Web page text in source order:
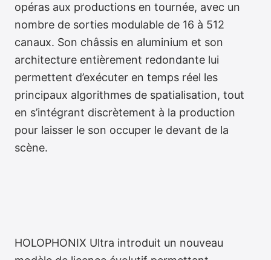
opéras aux productions en tournée, avec un
nombre de sorties modulable de 16 à 512
canaux. Son châssis en aluminium et son
architecture entièrement redondante lui
permettent d’exécuter en temps réel les
principaux algorithmes de spatialisation, tout
en s’intégrant discrètement à la production
pour laisser le son occuper le devant de la
scène.
HOLOPHONIX Ultra introduit un nouveau